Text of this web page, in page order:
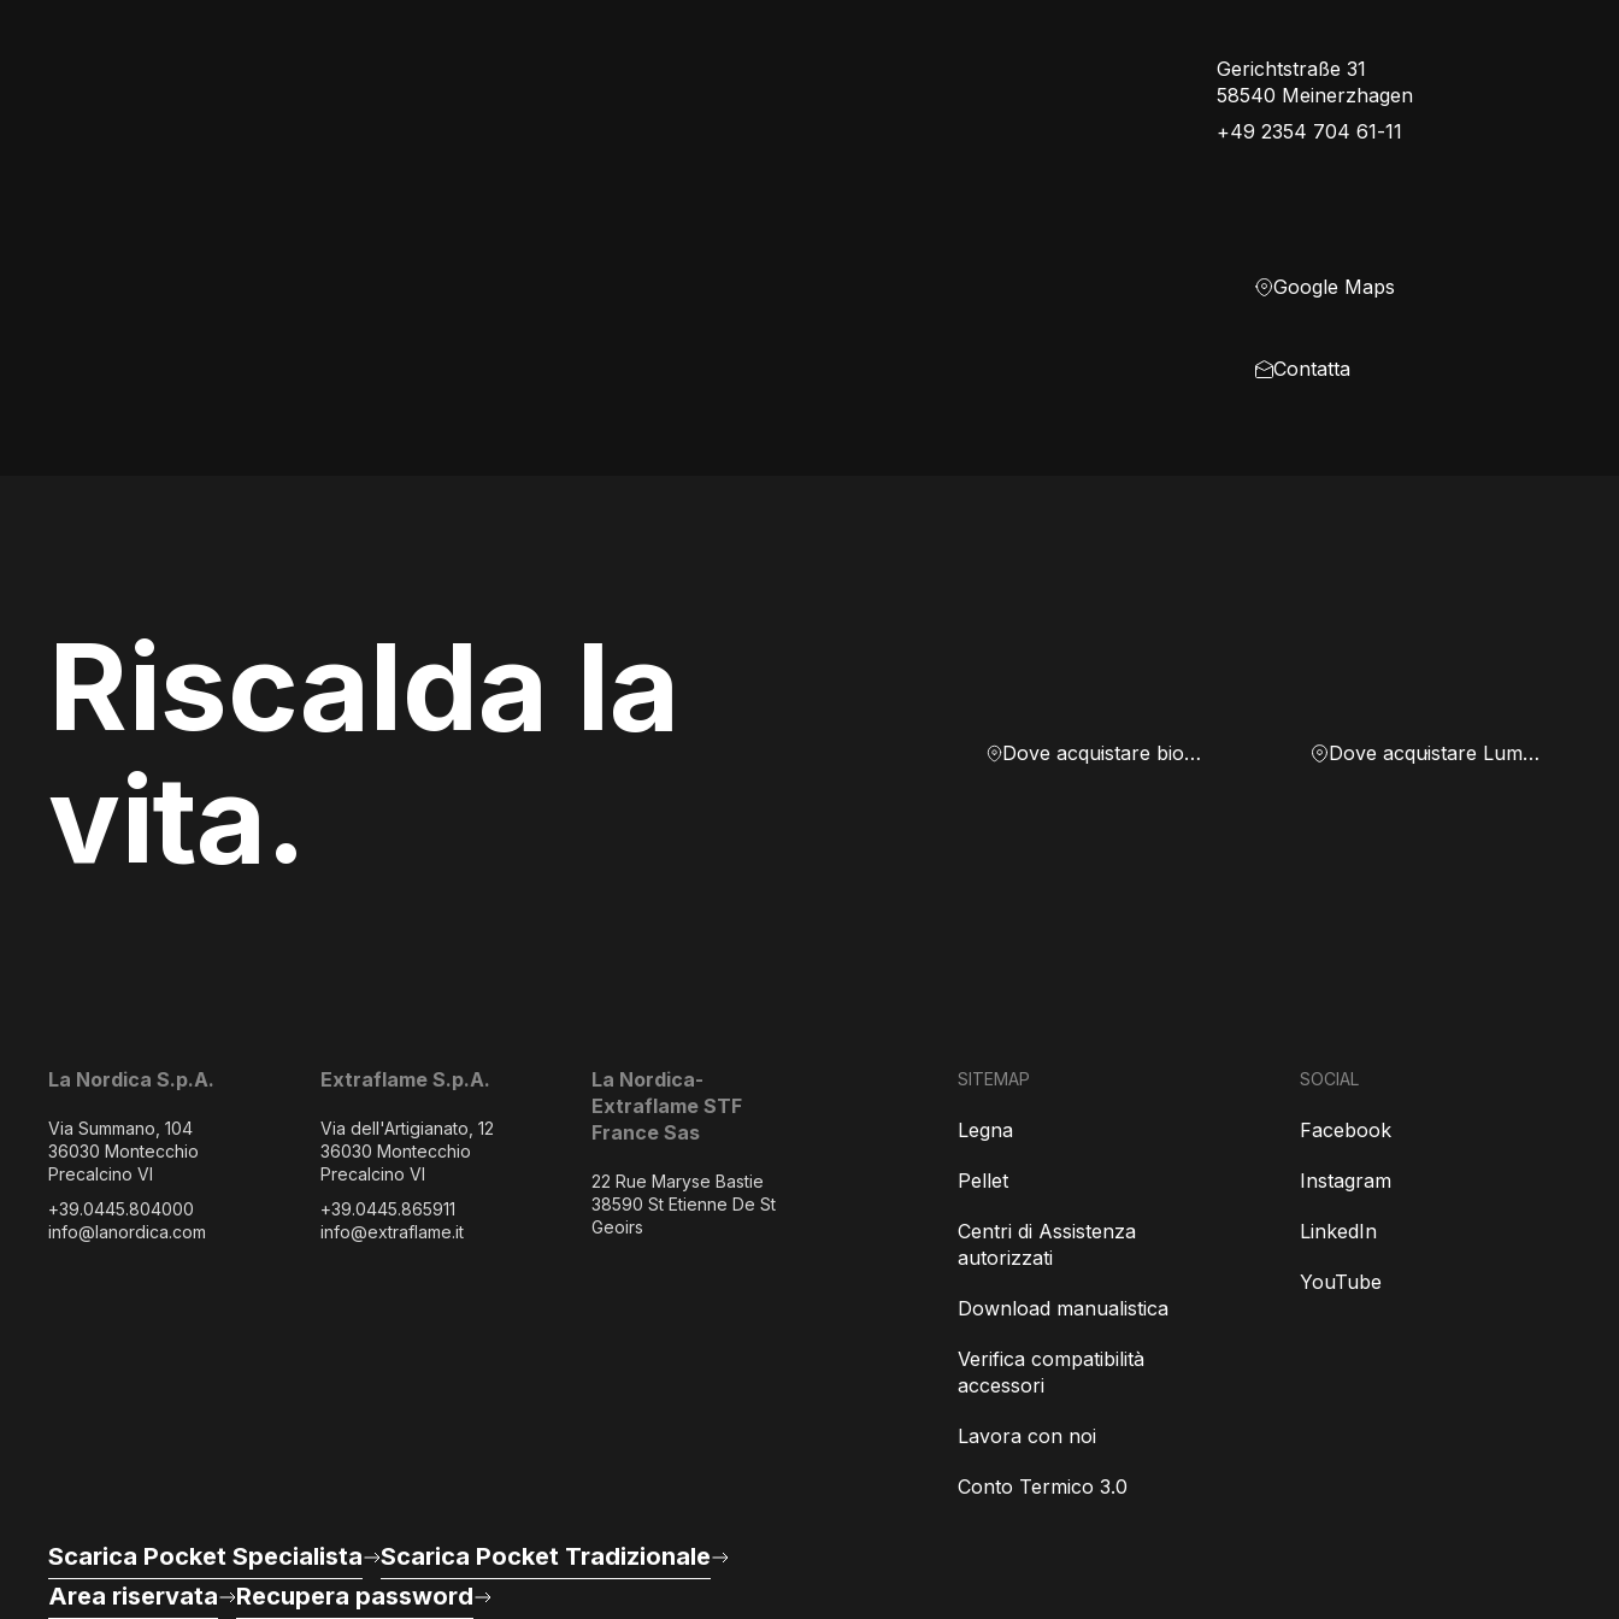
Gerichtstraße 31
58540 Meinerzhagen
+49 2354 704 61-11
Google Maps
Contatta
Riscalda la
vita.
Dove acquistare biomassa Dove acquistare Lumen
La Nordica S.p.A.
Via Summano, 104
36030 Montecchio
Precalcino VI
+39.0445.804000
info@lanordica.com
Extraflame S.p.A.
Via dell'Artigianato, 12
36030 Montecchio
Precalcino VI
+39.0445.865911
info@extraflame.it
La Nordica-
Extraflame STF
France Sas
22 Rue Maryse Bastie
38590 St Etienne De St
Geoirs
Scarica Pocket Specialista
Scarica Pocket Tradizionale
Area riservata
Recupera password
SITEMAP
Legna
Pellet
Centri di Assistenza
autorizzati
Download manualistica
Verifica compatibilità
accessori
Lavora con noi
Conto Termico 3.0
SOCIAL
Facebook
Instagram
LinkedIn
YouTube